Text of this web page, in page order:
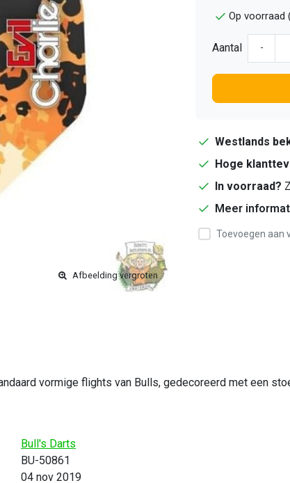
Afbeelding vergroten
Op voorraad
Aantal -
Westlands
Hoge
In voorraad?
Meer
Toevoegen aan
vormige flights van Bulls, gedecoreerd met een
Bull's Darts
BU-50861
04 nov 2019